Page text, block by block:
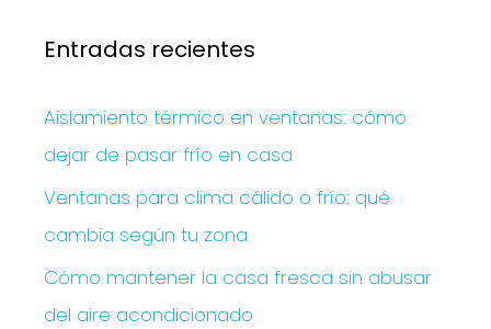
Entradas recientes
Aislamiento térmico en ventanas: cómo
dejar de pasar frío en casa
Ventanas para clima cálido o frío: qué
cambia según tu zona
Cómo mantener la casa fresca sin abusar
del aire acondicionado